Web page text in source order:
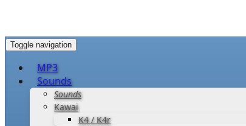
Toggle navigation
MP3
Sounds
Sounds
Kawai
K4 / K4r